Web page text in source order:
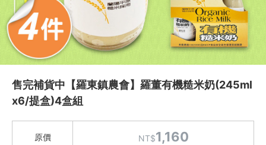
水餃 / 麵食 / 湯圓 / 包子
滷味 / 香腸 / 下酒菜
熟食 / 小吃 / 鮑魚罐
礦泉水 / 氣泡水
農產 / 乾貨
售完補貨中【羅東鎮農會】羅董有機糙米奶(245ml
x6/提盒)4盒組
原價 NT$1,160